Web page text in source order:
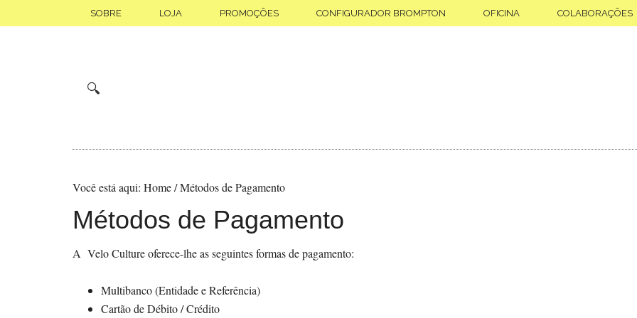
to
para
SOBRE LOJA PROMOÇÕES CONFIGURADOR BROMPTON OFICINA COLABORAÇÕES
🔍
Você está aqui: Home/Métodos de Pagamento
Métodos de Pagamento
A Velo Culture oferece-lhe as seguintes formas de pagamento:
Multibanco (Entidade e Referência)
Cartão de Débito / Crédito